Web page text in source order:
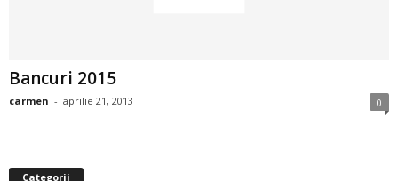
Bancuri 2015
carmen - aprilie 21, 2013 0
Categorii